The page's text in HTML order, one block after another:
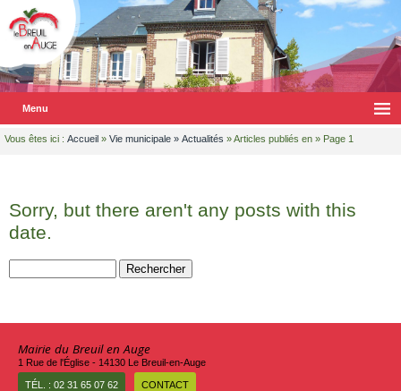
Menu
Vous êtes ici : Accueil » Vie municipale » Actualités » Articles publiés en » Page 1
Sorry, but there aren't any posts with this
date.
Rechercher :
Mairie du Breuil en Auge
1 Rue de l'Église - 14130 Le Breuil-en-Auge
TÉL. : 02 31 65 07 62 CONTACT